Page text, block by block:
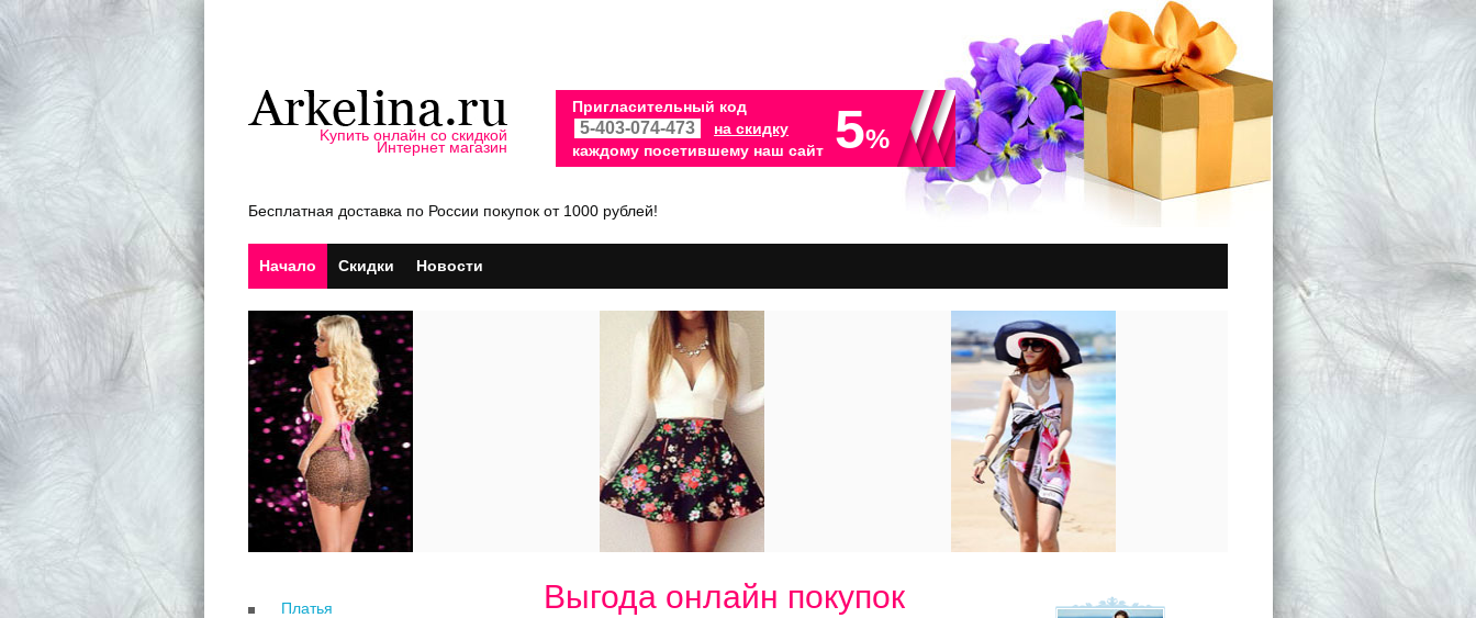
Kупить онлайн со скидкой
Интернет магазин
Пригласительный код
на скидку
каждому посетившему наш сайт
5%
Бесплатная доставка по России покупок от 1000 рублей!
Начало Скидки Новости
Платья
Выгода онлайн покупок